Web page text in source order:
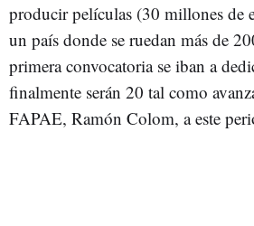
producir películas (30 millones de
un país donde se ruedan más de
primera convocatoria se iban a
finalmente serán 20 tal como
FAPAE, Ramón Colom, a este